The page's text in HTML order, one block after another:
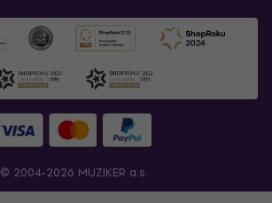
© 2004-2026 MUZIKER a.s.